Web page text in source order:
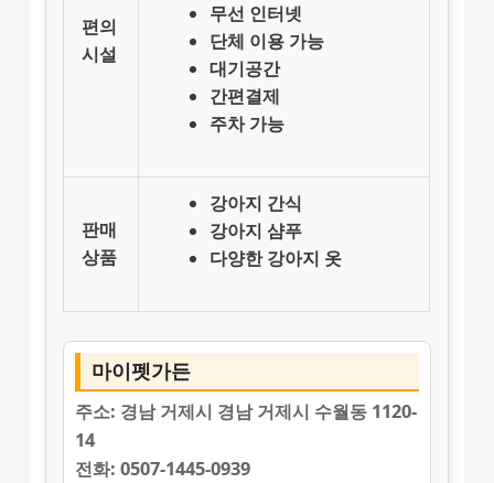
편의
시설
무선 인터넷
단체 이용 가능
대기공간
간편결제
주차 가능
판매
상품
강아지 간식
강아지 샴푸
다양한 강아지 옷
마이펫가든
주소: 경남 거제시 경남 거제시 수월동 1120-
14
전화: 0507-1445-0939